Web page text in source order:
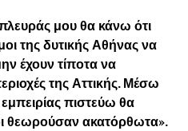
μου θα κάνω ότι
της δυτικής Αθήνας να
έχουν τίποτα να
της Αττικής. Μέσω
πιστεύω θα
θεωρούσαν ακατόρθωτα».